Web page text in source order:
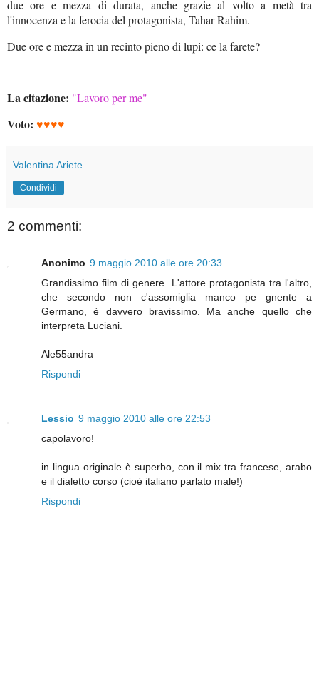
due ore e mezza di durata, anche grazie al volto a metà tra
l'innocenza e la ferocia del protagonista, Tahar Rahim.
Due ore e mezza in un recinto pieno di lupi: ce la farete?
La citazione: "Lavoro per me"
Voto: ♥♥♥♥
Valentina Ariete
Condividi
2 commenti:
Anonimo 9 maggio 2010 alle ore 20:33
Grandissimo film di genere. L'attore protagonista tra l'altro,
che secondo non c'assomiglia manco pe gnente a
Germano, è davvero bravissimo. Ma anche quello che
interpreta Luciani.
Ale55andra
Rispondi
Lessio 9 maggio 2010 alle ore 22:53
capolavoro!
in lingua originale è superbo, con il mix tra francese, arabo
e il dialetto corso (cioè italiano parlato male!)
Rispondi